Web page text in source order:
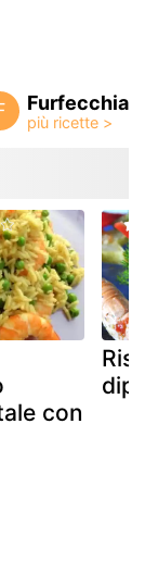
Furfecchia
con